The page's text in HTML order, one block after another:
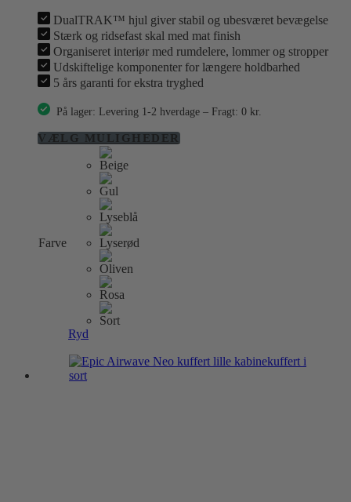
DualTRAK™ hjul giver stabil og ubesværet bevægelse
Stærk og ridsefast skal med mat finish
Organiseret interiør med rumdelere, lommer og stropper
Udskiftelige komponenter for længere holdbarhed
5 års garanti for ekstra tryghed
På lager: Levering 1-2 hverdage – Fragt: 0 kr.
VÆLG MULIGHEDERDette
Farve
Ryd